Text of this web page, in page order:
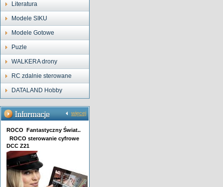
Literatura
Modele SIKU
Modele Gotowe
Puzle
WALKERA drony
RC zdalnie sterowane
DATALAND Hobby
więcej
ROCO Fantastyczny Świat..
ROCO sterowanie cyfrowe
DCC Z21